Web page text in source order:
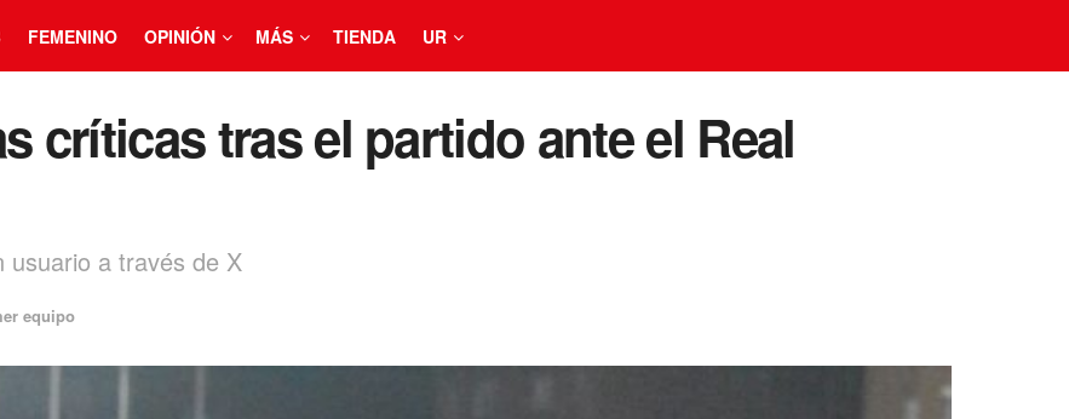
FEMENINO OPINIÓN MÁS TIENDA UR
críticas tras el partido ante el Real
usuario a través de X
equipo